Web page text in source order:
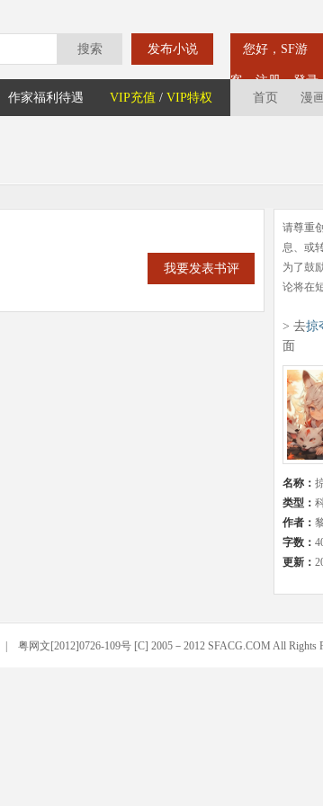
搜索 发布小说 您好，SF游
客注册
登录
作家福利待遇 VIP充值 / VIP特权 首页 漫
我要发表书评
请尊重
息、或
为了鼓
论将在
> 去掠
面
名称：
类型：
作者：
字数：
更新：
| 粤网文[2012]0726-109号 [C] 2005－2012 SFACG.COM All Rights